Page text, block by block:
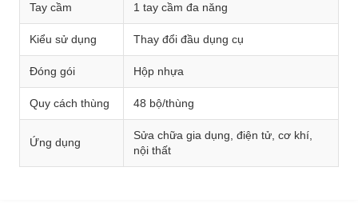
Tay cầm 1 tay cầm đa năng
Kiểu sử dụng Thay đổi đầu dụng cụ
Đóng gói Hộp nhựa
Quy cách thùng 48 bộ/thùng
Ứng dụng
Sửa chữa gia dụng, điện tử, cơ khí,
nội thất